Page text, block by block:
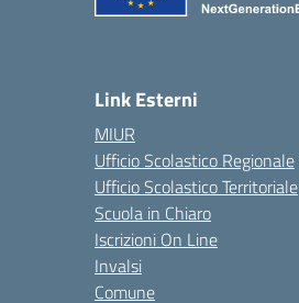
Link Esterni
MIUR
Ufficio Scolastico Regionale
Ufficio Scolastico Territoriale
Scuola in Chiaro
Iscrizioni On Line
Invalsi
Comune